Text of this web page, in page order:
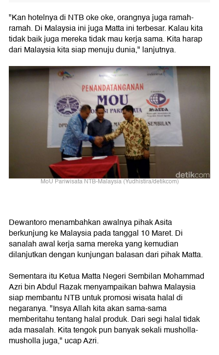
"Kan hotelnya di NTB oke oke, orangnya juga ramah-
ramah. Di Malaysia ini juga Matta ini terbesar. Kalau kita
tidak baik juga mereka tidak mau kerja sama. Kita harap
dari Malaysia kita siap menuju dunia," lanjutnya.
MoU Pariwisata NTB-Malaysia (Yudhistira/detikcom)
Dewantoro menambahkan awalnya pihak Asita
berkunjung ke Malaysia pada tanggal 10 Maret. Di
sanalah awal kerja sama mereka yang kemudian
dilanjutkan dengan kunjungan balasan dari pihak Matta.
Sementara itu Ketua Matta Negeri Sembilan Mohammad
Azri bin Abdul Razak menyampaikan bahwa Malaysia
siap membantu NTB untuk promosi wisata halal di
negaranya. "Insya Allah kita akan sama-sama
memberitahu tentang halal produk. Dari segi halal tidak
ada masalah. Kita tengok pun banyak sekali musholla-
musholla juga," ucap Azri.